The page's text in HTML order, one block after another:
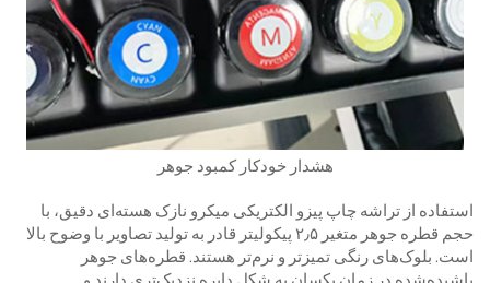
هشدار خودکار کمبود جوهر
استفاده از تراشه چاپ پیزو الکتریکی میکرو نازک هسته‌ای دقیق، با
حجم قطره جوهر متغیر ۲٫۵ پیکولیتر قادر به تولید تصاویر با وضوح بالا
است. بلوک‌های رنگی تمیزتر و نرم‌تر هستند. قطره‌های جوهر